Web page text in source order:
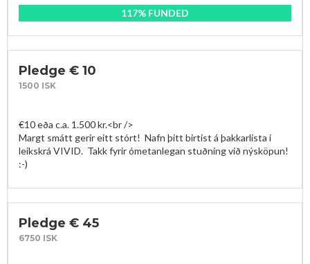
117% FUNDED
Pledge € 10
1500 ISK
€10 eða c.a. 1.500 kr.<br />
Margt smátt gerir eitt stórt!  Nafn þitt birtist á þakkarlista í
leikskrá VIVID.  Takk fyrir ómetanlegan stuðning við nýsköpun!
:-)
Pledge € 45
6750 ISK